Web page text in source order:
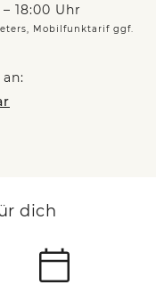
18:00 Uhr
Mobilfunktarif ggf.
dich